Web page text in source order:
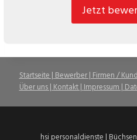
Jetzt
Startseite |Bewerber |Firmen /
Über uns |Kontakt |Impressum |
hsi personaldienste |